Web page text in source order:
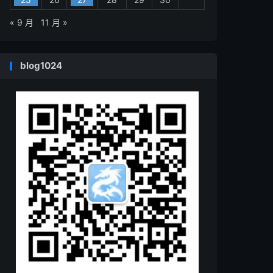
« 9 月 11 月 »
blog1024